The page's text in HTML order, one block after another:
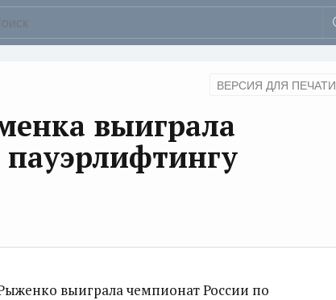
ВЕРСИЯ ДЛЯ ПЕЧАТИ
выиграла
выиграла чемпионат России по